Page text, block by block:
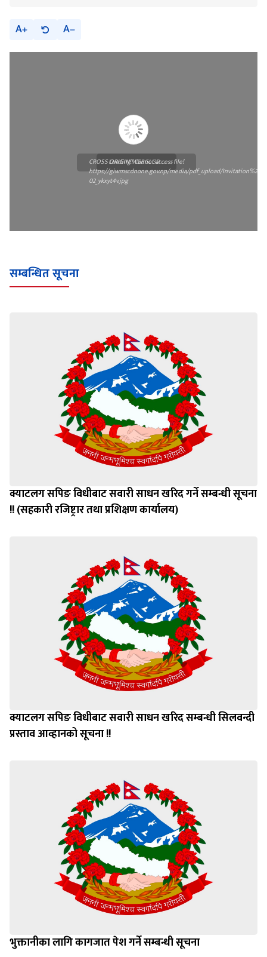
A A
Loading WEBGL 3D ...
CROSS ORIGIN!! Cannot access file!
https://giwmscdnone.gov.np/media/pdf_upload/
02_ykxyt4v.jpg
सम्बन्धित सूचना
क्याटलग सपिङ विधीबाट सवारी साधन खरिद गर्ने सम्बन्धी सूचना
!! (सहकारी रजिष्ट्रार तथा प्रशिक्षण कार्यालय)
क्याटलग सपिङ विधीबाट सवारी साधन खरिद सम्बन्धी सिलवन्दी
प्रस्ताव आव्हानको सूचना !!
भुक्तानीका लागि कागजात पेश गर्ने सम्बन्धी सूचना